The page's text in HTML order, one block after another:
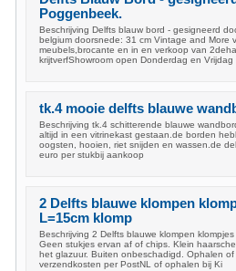
Poggenbeek.
Beschrijving Delfts blauw bord - gesigneerd
belgium doorsnede: 31 cm Vintage and More
meubels,brocante en in en verkoop van
krijtverfShowroom open Donderdag en Vrijdag
tk.4 mooie delfts blauwe
Beschrijving tk.4 schitterende blauwe
altijd in een vitrinekast gestaan.de borden
oogsten, hooien, riet snijden en wassen.de
euro per stukbij aankoop
2 Delfts blauwe klompen
L=15cm klomp
Beschrijving 2 Delfts blauwe klompen klompjes
Geen stukjes ervan af of chips. Klein
het glazuur. Buiten onbeschadigd. Ophalen of
verzendkosten per PostNL of ophalen bij Ki